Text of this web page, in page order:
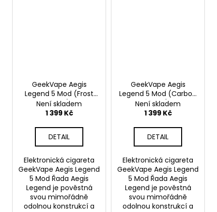
GeekVape Aegis
Legend 5 Mod (Frost
Silver)
Není skladem
1 399 Kč
DETAIL
Elektronická cigareta
GeekVape Aegis Legend
5 Mod Řada Aegis
Legend je pověstná
svou mimořádně
odolnou konstrukcí a
GeekVape Aegis
Legend 5 Mod (Carbon
Black)
Není skladem
1 399 Kč
DETAIL
Elektronická cigareta
GeekVape Aegis Legend
5 Mod Řada Aegis
Legend je pověstná
svou mimořádně
odolnou konstrukcí a